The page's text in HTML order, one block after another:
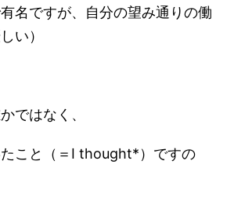
有名ですが、自分の望み通りの働
い）
ではなく、
こと（＝I thought*）ですの